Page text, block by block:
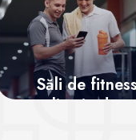
Săli de
aplicație de